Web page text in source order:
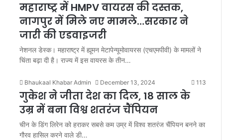
महाराष्ट्र में HMPV वायरस की दस्तक,
नागपुर में मिले नए मामले…सरकार ने
जारी की एडवाइजरी
नेशनल डेस्क। महाराष्ट्र में ह्यूमन मेटापेन्यूमोवायरस (एचएमपीवी) के मामलों ने
चिंता बढ़ा दी है। राज्य में इस वायरस के तीन…
Bhaukaal Khabar Admin December 13, 2024 113
गुकेश ने जीता देश का दिल, 18 साल के
उम्र में बना विश्व शतरंज चैंपियन
चीन के डिंग लिरेन को हराकर सबसे कम उम्र में विश्व शतरंज चैंपियन बनने का
गौरव हासिल करने वाले डी…